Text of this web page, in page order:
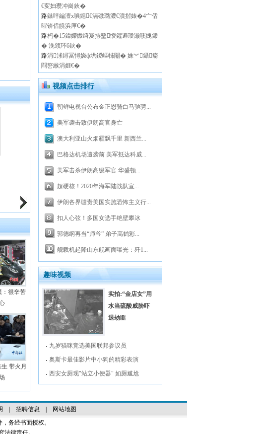
：很辛苦
带火月
€変妇瓒冲崗鈥�
路鏃呯編澶х唺鐚€滆礉璐濃€濆揩婊�4宀佸
暒锛佸皢浜庘€�
路杩�15鍏嬫媺绮夐捇鐜懓鑺遍瓊灏嗘媿鍗
� 浼颁环6鈥�
路涓浗鐞冨憳娆ф垬鍐嶇牬闂� 姝︾鑷瘉
閰嶅緱涓娾€�
视频点击排行
朝鲜电视台公布金正恩骑白马驰骋...
美军袭击致伊朗高官身亡
澳大利亚山火烟霾飘千里 新西兰...
巴格达机场遭袭前 美军抵达科威...
美军击杀伊朗高级军官 华盛顿...
超硬核！2020年海军陆战队宣...
伊朗各界谴责美国实施恐怖主义行...
扣人心弦！多国女选手绝壁攀冰
郭德纲再当“师爷” 弟子高鹤彩...
舰载机起降山东舰画面曝光：歼1...
趣味视频
实拍:“金店女”用
水当硫酸威胁吓
退劫匪
九岁猫咪竞选美国联邦参议员
奥斯卡最佳影片中小狗的精彩表演
西安女厕现"站立小便器" 如厕尴尬
招聘信息
网站地图
务经书面授权。
律责任。